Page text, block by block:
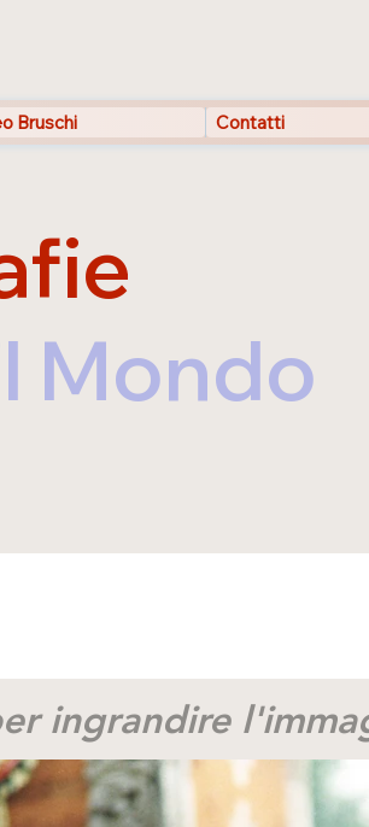
Bruschi Contatti
Mondo
ingrandire